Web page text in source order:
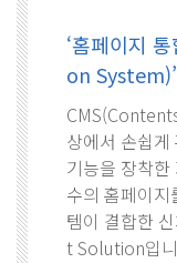
‘홈페이지
on
상에서 손쉽
기능을 장착
수의 홈페이
템이 결합한
t Solution입